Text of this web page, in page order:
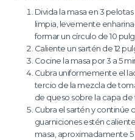
Divida la masa en 3
limpia, levemente
formar un círculo de 10
Caliente un sartén de 12
Cocine la masa por 3 a 5
Cubra uniformemente el
tercio de la mezcla de
de queso sobre la capa de
Cubra el sartén y continúe
guarniciones estén
masa, aproximadamente 5